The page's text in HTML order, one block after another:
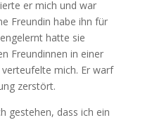
er mich und war
Freundin habe ihn für
hatte sie
Freundinnen in einer
mich. Er warf
zerstört.
gestehen, dass ich ein